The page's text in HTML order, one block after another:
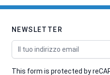
NEWSLETTER
Indirizzo email
This form is protected by